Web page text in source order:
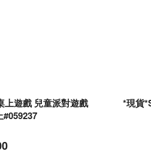
上遊戲 兒童派對遊戲